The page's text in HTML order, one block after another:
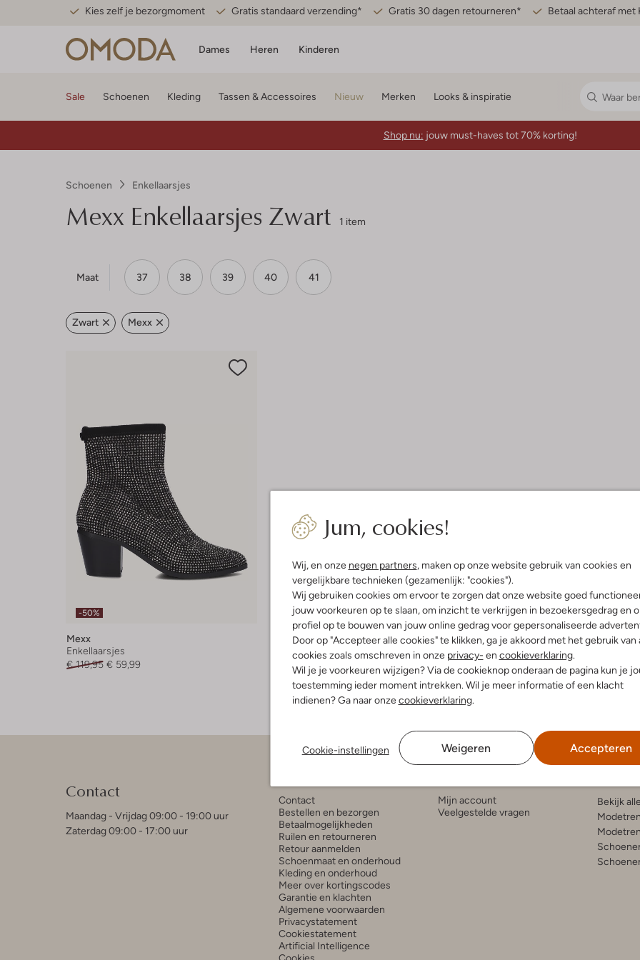
Kies zelf je bezorgmoment Gratis standaard verzending* Gratis 30 dagen retourneren* Betaal achteraf met
Dames Heren Kinderen
Jum, cookies!
Wij, en onze negen partners, maken op onze website gebruik van cookies en
vergelijkbare technieken (gezamenlijk: "cookies").
Wij gebruiken cookies om ervoor te zorgen dat onze website goed
jouw voorkeuren op te slaan, om inzicht te verkrijgen in bezoekersgedrag en
profiel op te bouwen van jouw online gedrag voor gepersonaliseerde
Door op "Accepteer alle cookies" te klikken, ga je akkoord met het gebruik van
cookies zoals omschreven in onze privacy- en cookieverklaring.
Wil je je voorkeuren wijzigen? Via de cookieknop onderaan de pagina kun je
toestemming ieder moment intrekken. Wil je meer informatie of een klacht
indienen? Ga naar onzecookieverklaring.
Cookie-instellingen Weigeren Accepteren
Sale Schoenen Kleding Tassen & Accessoires Nieuw Merken Looks & inspiratie
Shop nu: jouw must-haves tot 70% korting!
Schoenen Enkellaarsjes
Mexx Enkellaarsjes Zwart 1 item
Maat 37 38 39 40 41
Zwart Mexx
-50%
Mexx
Enkellaarsjes
€ 119,95 € 59,99
Contact
Maandag - Vrijdag 09:00 - 19:00 uur
Zaterdag 09:00 - 17:00 uur
Contact
Bestellen en bezorgen
Betaalmogelijkheden
Ruilen en retourneren
Retour aanmelden
Schoenmaat en onderhoud
Kleding en onderhoud
Meer over kortingscodes
Garantie en klachten
Algemene voorwaarden
Privacystatement
Cookiestatement
Artificial Intelligence
Mijn account
Veelgestelde vragen
Bekijk